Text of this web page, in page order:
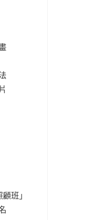
班」